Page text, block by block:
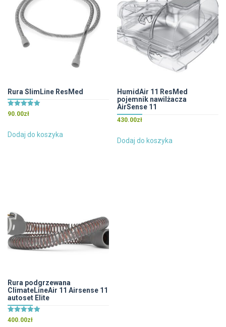
Rura SlimLine ResMed
Oceniono
5.00
90.00zł
Dodaj do koszyka
HumidAir 11 ResMed
pojemnik nawilżacza
AirSense 11
430.00zł
Dodaj do koszyka
Rura podgrzewana
ClimateLineAir 11 Airsense 11
autoset Elite
Oceniono
5.00
400.00zł